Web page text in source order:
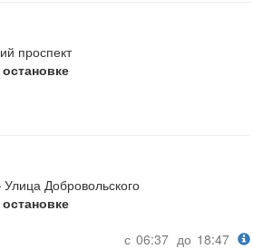
проспект
Добровольского
с 06:37 до 18:47